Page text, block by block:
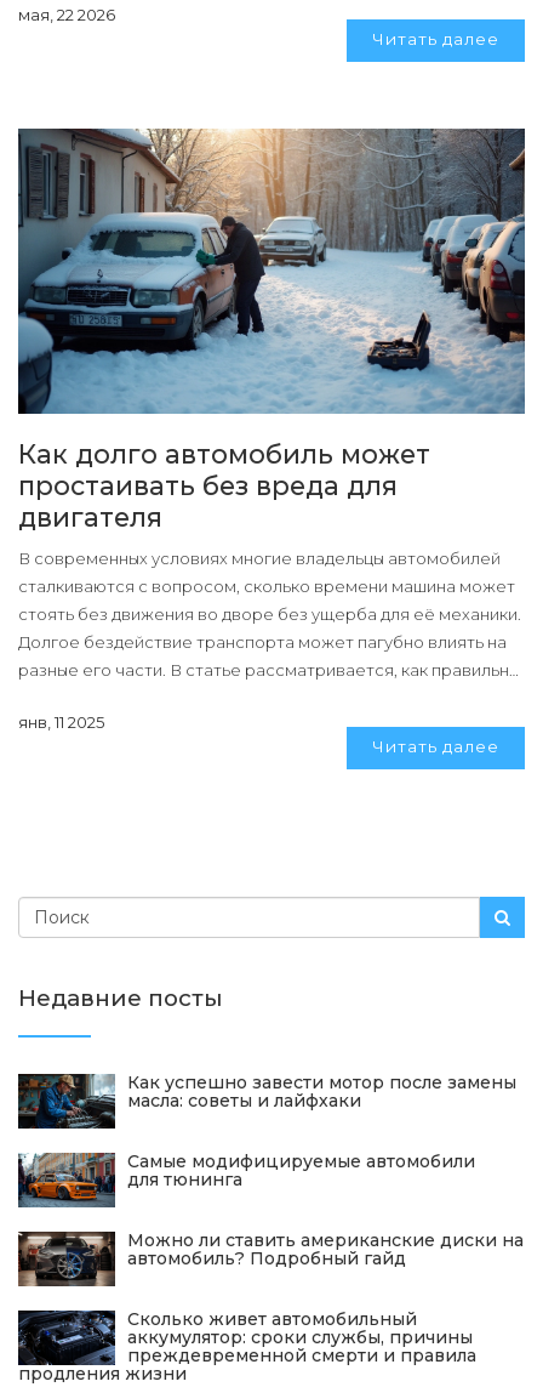
мая, 22 2026
Читать далее
Как долго автомобиль может
простаивать без вреда для
двигателя
В современных условиях многие владельцы автомобилей
сталкиваются с вопросом, сколько времени машина может
стоять без движения во дворе без ущерба для её механики.
Долгое бездействие транспорта может пагубно влиять на
разные его части. В статье рассматривается, как правильно
делать, чтобы продлить срок службы двигателя. Опытные
советы помогут сохранить автомобиль в отличном
янв, 11 2025
Читать далее
Недавние посты
Как успешно завести мотор после замены
масла: советы и лайфхаки
Самые модифицируемые автомобили
для тюнинга
Можно ли ставить американские диски на
автомобиль? Подробный гайд
Сколько живет автомобильный
аккумулятор: сроки службы, причины
преждевременной смерти и правила
продления жизни